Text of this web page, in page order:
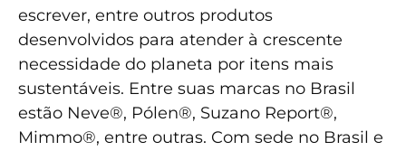
escrever, entre outros produtos
desenvolvidos para atender à crescente
necessidade do planeta por itens mais
sustentáveis. Entre suas marcas no Brasil
estão Neve®, Pólen®, Suzano Report®,
Mimmo®, entre outras. Com sede no Brasil e